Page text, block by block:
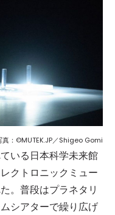
真：©MUTEK.JP／Shigeo Gomi
いる日本科学未来館
クトロニックミュー
。普段はプラネタリ
シアターで繰り広げ